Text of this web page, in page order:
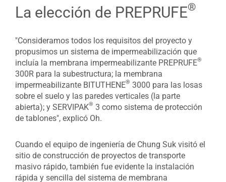
La elección de PREPRUFE®
"Consideramos todos los requisitos del proyecto y
propusimos un sistema de impermeabilización que
incluía la membrana impermeabilizante PREPRUFE®
300R para la subestructura; la membrana
impermeabilizante BITUTHENE® 3000 para las losas
sobre el suelo y las paredes verticales (la parte
abierta); y SERVIPAK® 3 como sistema de protección
de tablones", explicó Oh.
Cuando el equipo de ingeniería de Chung Suk visitó el
sitio de construcción de proyectos de transporte
masivo rápido, también fue evidente la instalación
rápida y sencilla del sistema de membrana